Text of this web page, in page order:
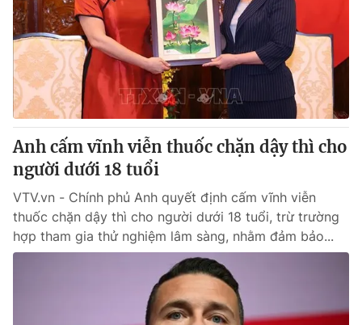
® Cấm sao chép dưới mọi hình thức nếu không có sự chấp
thuận bằng văn bản. Ghi rõ nguồn VTV.vn khi phát hành lại
thông tin từ website này.
Anh cấm vĩnh viễn thuốc chặn dậy thì cho
người dưới 18 tuổi
VTV.vn - Chính phủ Anh quyết định cấm vĩnh viễn
thuốc chặn dậy thì cho người dưới 18 tuổi, trừ trường
hợp tham gia thử nghiệm lâm sàng, nhằm đảm bảo...